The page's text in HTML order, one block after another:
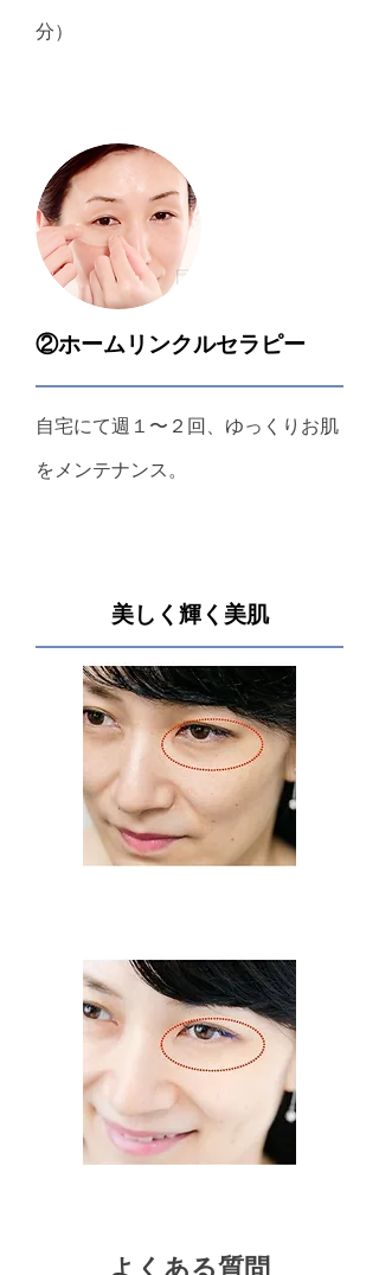
分）
②ホームリンクルセラピー
自宅にて週１〜２回、ゆっくりお肌
をメンテナンス。
美しく輝く美肌
よくある質問